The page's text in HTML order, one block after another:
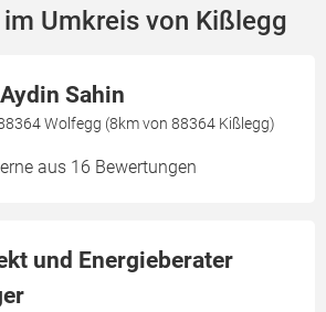
Umkreis von Kißlegg
Sahin
Wolfegg (8km von 88364 Kißlegg)
aus 16 Bewertungen
und Energieberater